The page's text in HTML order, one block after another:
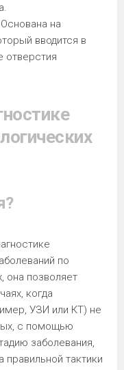
Основана на
вводится в
отверстия
по
она позволяет
когда
УЗИ или КТ) не
с помощью
заболевания,
тактики